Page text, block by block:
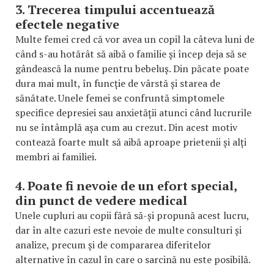
3. Trecerea timpului accentuează
efectele negative
Multe femei cred că vor avea un copil la câteva luni de
când s-au hotărât să aibă o familie și încep deja să se
gândească la nume pentru bebeluș. Din păcate poate
dura mai mult, în funcție de vârstă și starea de
sănătate. Unele femei se confruntă simptomele
specifice depresiei sau anxietății atunci când lucrurile
nu se întâmplă așa cum au crezut. Din acest motiv
contează foarte mult să aibă aproape prietenii și alți
membri ai familiei.
4. Poate fi nevoie de un efort special,
din punct de vedere medical
Unele cupluri au copii fără să-și propună acest lucru,
dar în alte cazuri este nevoie de multe consulturi și
analize, precum și de compararea diferitelor
alternative în cazul în care o sarcină nu este posibilă.